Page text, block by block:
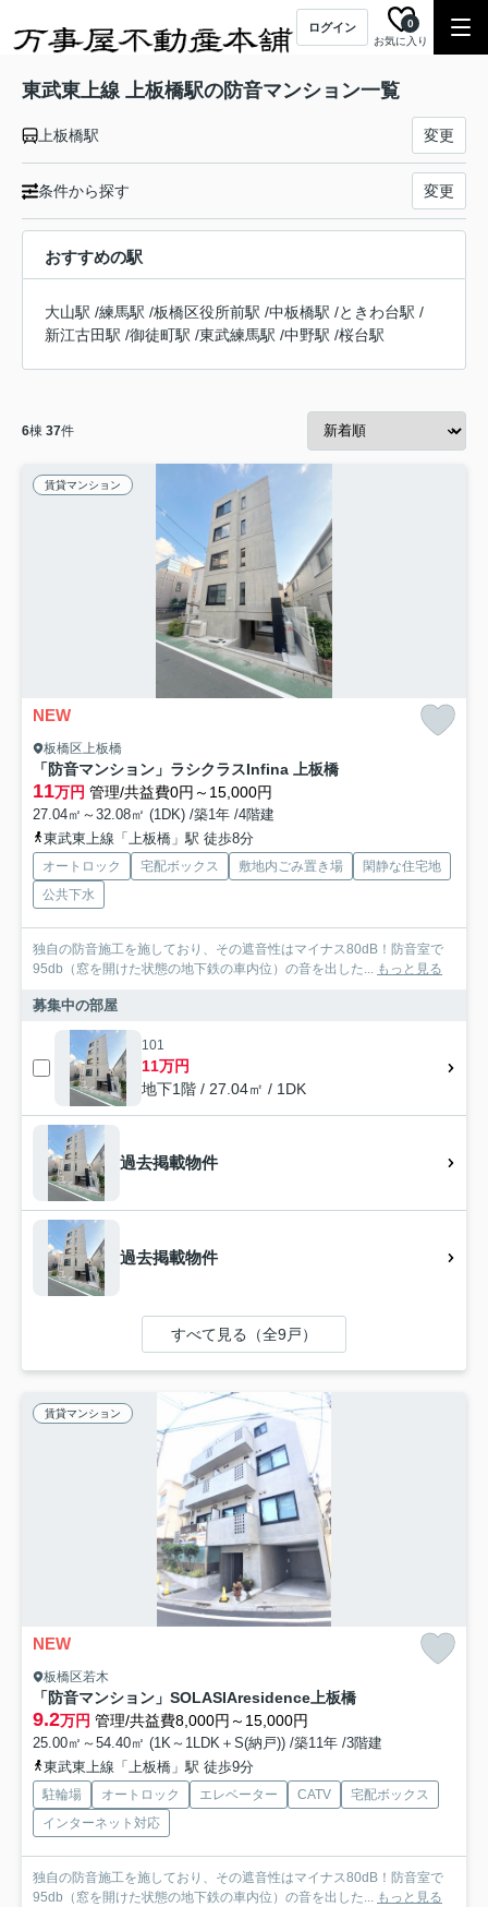
ログイン
お気に入り
0
東武東上線 上板橋駅の防音マンション一覧
上板橋駅 変更
条件から探す 変更
おすすめの駅
大山駅 /練馬駅 /板橋区役所前駅 /中板橋駅 /ときわ台駅 /
新江古田駅 /御徒町駅 /東武練馬駅 /中野駅 /桜台駅
6棟 37件
賃貸マンション
NEW
板橋区上板橋
「防音マンション」ラシクラスInfina 上板橋
11万円 管理/共益費0円～15,000円
27.04㎡～32.08㎡ (1DK) /築1年 /4階建
東武東上線「上板橋」駅 徒歩8分
オートロック 宅配ボックス 敷地内ごみ置き場
閑静な住宅地
公共下水
独自の防音施工を施しており、その遮音性はマイナス80dB！防音室で
95db（窓を開けた状態の地下鉄の車内位）の音を出した... もっと見る
募集中の部屋
101
11万円
地下1階 / 27.04㎡ / 1DK
過去掲載物件
過去掲載物件
すべて見る（全9戸）
賃貸マンション
NEW
板橋区若木
「防音マンション」SOLASIAresidence上板橋
9.2万円 管理/共益費8,000円～15,000円
25.00㎡～54.40㎡ (1K～1LDK＋S(納戸)) /築11年 /3階建
東武東上線「上板橋」駅 徒歩9分
駐輪場 オートロック エレベーター CATV
宅配ボックス
インターネット対応
独自の防音施工を施しており、その遮音性はマイナス80dB！防音室で
95db（窓を開けた状態の地下鉄の車内位）の音を出した... もっと見る